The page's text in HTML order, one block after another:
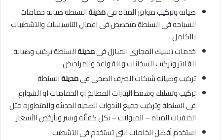
صيانه وتركيب مواتير المياه فىمدينةالسنطة صيانه حمامات
السباحه فى السنطة متخصص فى اعمال التاسيسات والتشطيبات
بالكامل .
خدمات تسليك المجارى المنازل فىمدينةالسنطة تركيب وصيانة
الفلاتر وتركيب السخانات و القواعد والمراحيض
تركيب وصيانه شبكات الصرف الصحى فىمدينةالسنطة
تركيب وتسليك وشفط البيارات المطابخ او الحمامات او الشوارع
فى السنطة وتركيب جميع الأدوات الصحيه الحديثه والمتطوره مثل
الحنفيات المياه – المبولات – بكل كفأئه ويسر وبأرخص الأسعار
استخدم أفضل الخامات التى تستخدم فى التشطيب